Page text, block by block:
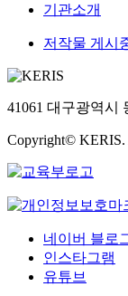
기관소개
저작물 게시
41061 대구광역시
Copyright©
네이버 블로
인스타그램
유튜브